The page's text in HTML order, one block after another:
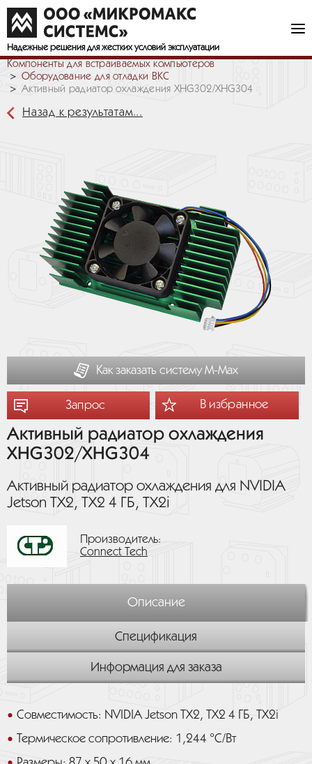
Надежные решения для жестких условий эксплуатации
Компоненты для встраиваемых компьютеров
Оборудование для отладки ВКС
Активный радиатор охлаждения XHG302/XHG304
Назад к результатам...
Как заказать систему М-Мах
Запрос В избранное
Активный радиатор охлаждения
XHG302/XHG304
Активный радиатор охлаждения для NVIDIA
Jetson TX2, TX2 4 ГБ, TX2i
Производитель:
Connect Tech
Описание
Спецификация
Информация для заказа
Совместимость: NVIDIA Jetson TX2, TX2 4 ГБ, TX2i
Термическое сопротивление: 1,244 °C/Вт